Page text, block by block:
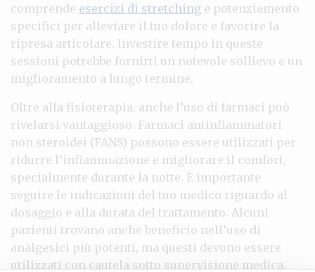
comprende esercizi di stretching e potenziamento
specifici per alleviare il tuo dolore e favorire la
ripresa articolare. Investire tempo in queste
sessioni potrebbe fornirti un notevole sollievo e un
miglioramento a lungo termine.
Oltre alla fisioterapia, anche l’uso di farmaci può
rivelarsi vantaggioso. Farmaci antinfiammatori
non steroidei (FANS) possono essere utilizzati per
ridurre l’infiammazione e migliorare il comfort,
specialmente durante la notte. È importante
seguire le indicazioni del tuo medico riguardo al
dosaggio e alla durata del trattamento. Alcuni
pazienti trovano anche beneficio nell’uso di
analgesici più potenti, ma questi devono essere
utilizzati con cautela sotto supervisione medica.